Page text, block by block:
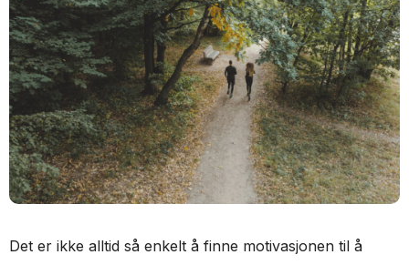
Det er ikke alltid så enkelt å finne motivasjonen til å